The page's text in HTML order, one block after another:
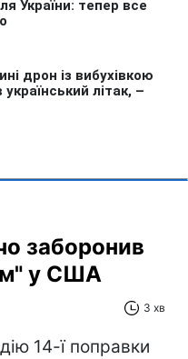
заборонив
у США
3 хв
14-ї поправки